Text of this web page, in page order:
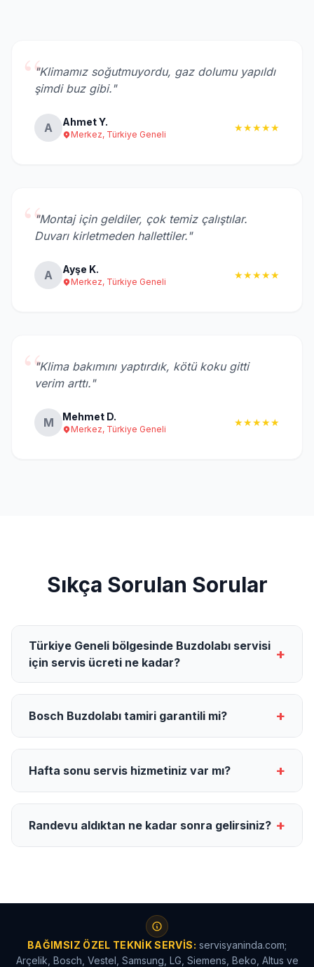
“"Klimamız soğutmuyordu, gaz dolumu yapıldı
şimdi buz gibi."
A Ahmet Y.
Merkez, Türkiye Geneli
★★★★★
“"Montaj için geldiler, çok temiz çalıştılar.
Duvarı kirletmeden hallettiler."
A Ayşe K.
Merkez, Türkiye Geneli
★★★★★
“"Klima bakımını yaptırdık, kötü koku gitti
verim arttı."
M Mehmet D.
Merkez, Türkiye Geneli
★★★★★
Sıkça Sorulan Sorular
Türkiye Geneli bölgesinde Buzdolabı servisi
için servis ücreti ne kadar?
+
Bosch Buzdolabı tamiri garantili mi? +
Hafta sonu servis hizmetiniz var mı? +
Randevu aldıktan ne kadar sonra gelirsiniz? +
BAĞIMSIZ ÖZEL TEKNIK SERVIS: servisyaninda.com;
Arçelik, Bosch, Vestel, Samsung, LG, Siemens, Beko, Altus ve